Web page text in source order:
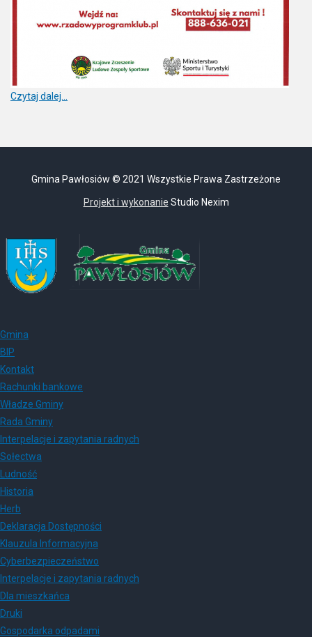
Czytaj dalej...
Gmina Pawłosiów © 2021 Wszystkie Prawa Zastrzeżone
Projekt i wykonanie Studio Nexim
Gmina
BIP
Kontakt
Rachunki bankowe
Władze Gminy
Rada Gminy
Interpelacje i zapytania radnych
Sołectwa
Ludność
Historia
Herb
Deklaracja Dostępności
Klauzula Informacyjna
Cyberbezpieczeństwo
Interpelacje i zapytania radnych
Dla mieszkańca
Druki
Gospodarka odpadami